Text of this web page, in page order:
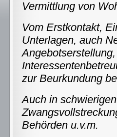
Vermittlung von
Vom Erstkontakt,
Unterlagen, auch
zur Beurkundung
Auch in
Behörden u.v.m.